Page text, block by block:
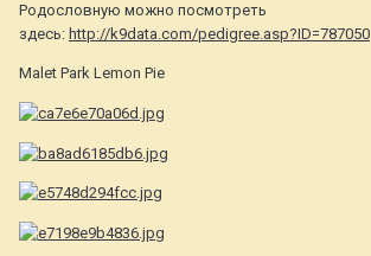
Родословную можно посмотреть
здесь: http://k9data.com/pedigree.asp?ID=787050
Malet Park Lemon Pie